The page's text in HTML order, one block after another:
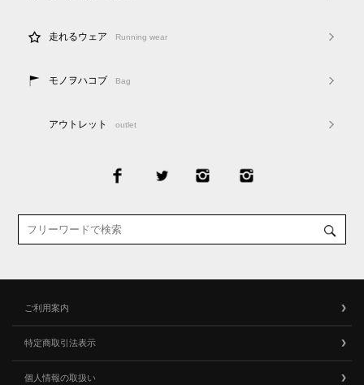
走れるウェア Running wear
モノヲハコブ Bag
アウトレット outlet
ご利用案内
特定商取引法表示
個人情報の取扱い